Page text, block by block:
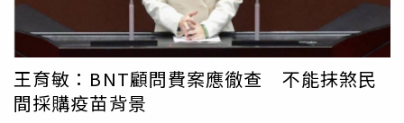
王育敏：BNT顧問費案應徹查 不能抹煞民
間採購疫苗背景